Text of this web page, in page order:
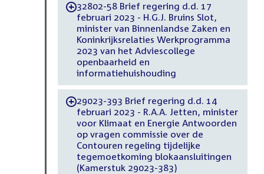
-32802-58 Brief regering d.d. 17
februari 2023 - H.G.J. Bruins Slot,
minister van Binnenlandse Zaken en
Koninkrijksrelaties Werkprogramma
2023 van het Adviescollege
openbaarheid en
informatiehuishouding
-29023-393 Brief regering d.d. 14
februari 2023 - R.A.A. Jetten, minister
voor Klimaat en Energie Antwoorden
op vragen commissie over de
Contouren regeling tijdelijke
tegemoetkoming blokaansluitingen
(Kamerstuk 29023-383)